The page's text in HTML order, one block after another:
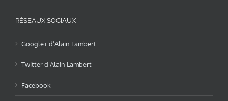
RÉSEAUX SOCIAUX
Google+ d’Alain Lambert
Twitter d’Alain Lambert
Facebook